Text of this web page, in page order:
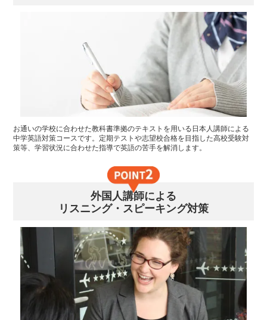
お通いの学校に合わせた教科書準拠のテキストを用いる日本人講師による
中学英語対策コースです。定期テストや志望校合格を目指した高校受験対
策等、学習状況に合わせた指導で英語の苦手を解消します。
外国人講師による
リスニング・スピーキング対策